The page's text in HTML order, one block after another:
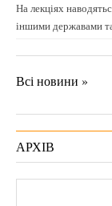
На лекціях
іншими державами
Всі новини »
АРХІВ